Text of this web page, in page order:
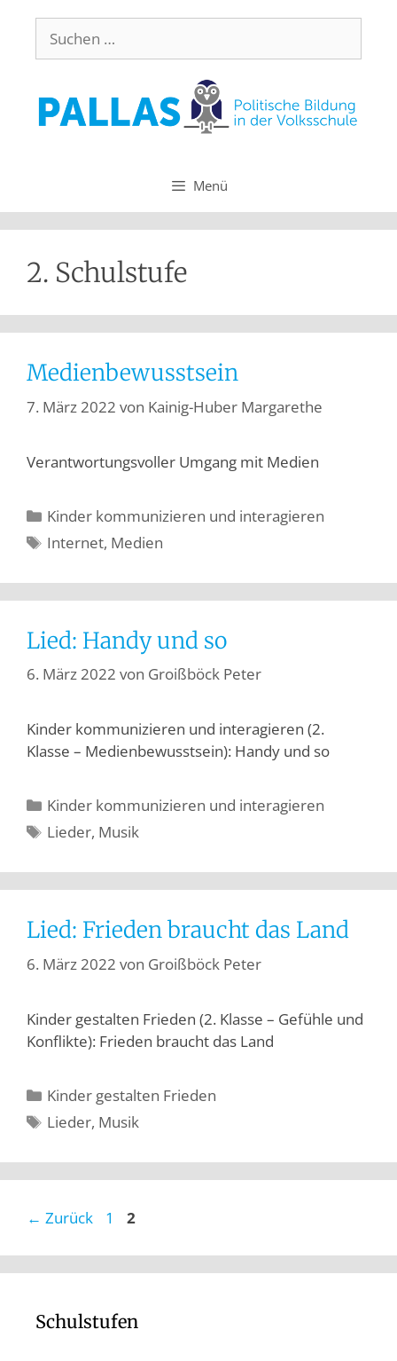
Menü
2. Schulstufe
Medienbewusstsein
7. März 2022 von Kainig-Huber Margarethe
Verantwortungsvoller Umgang mit Medien
Kinder kommunizieren und interagieren
Internet, Medien
Lied: Handy und so
6. März 2022 von Groißböck Peter
Kinder kommunizieren und interagieren (2.
Klasse – Medienbewusstsein): Handy und so
Kinder kommunizieren und interagieren
Lieder, Musik
Lied: Frieden braucht das Land
6. März 2022 von Groißböck Peter
Kinder gestalten Frieden (2. Klasse – Gefühle und
Konflikte): Frieden braucht das Land
Kinder gestalten Frieden
Lieder, Musik
← Zurück 1 2
Schulstufen